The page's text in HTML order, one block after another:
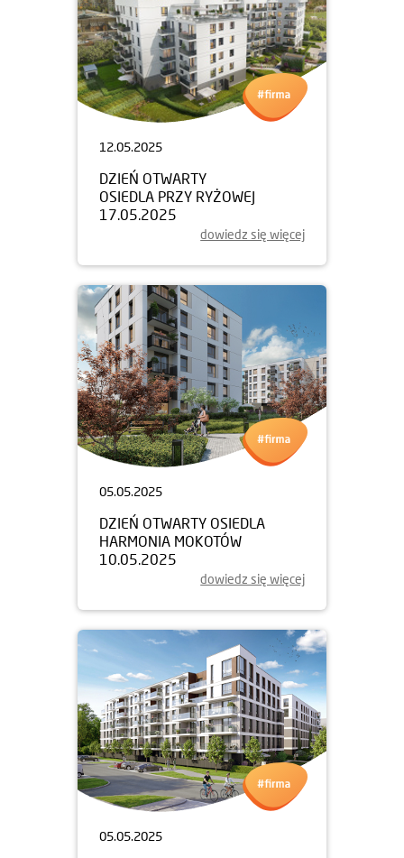
12.05.2025
DZIEŃ OTWARTY
OSIEDLA PRZY RYŻOWEJ
17.05.2025
dowiedz się więcej
05.05.2025
DZIEŃ OTWARTY OSIEDLA
HARMONIA MOKOTÓW
10.05.2025
dowiedz się więcej
05.05.2025